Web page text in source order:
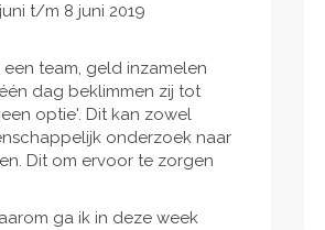
t/m 8 juni 2019
team, geld inzamelen
dag beklimmen zij tot
optie'. Dit kan zowel
onderzoek naar
Dit om ervoor te zorgen
ga ik in deze week